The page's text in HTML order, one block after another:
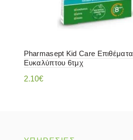
Pharmasept Kid Care Επιθέματα
Ευκαλύπτου 6τμχ
2.10€